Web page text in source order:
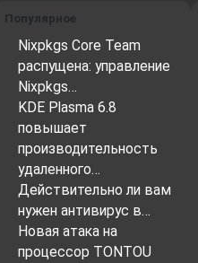
Популярное
Nixpkgs Core Team
распущена: управление
Nixpkgs…
KDE Plasma 6.8
повышает
производительность
удаленного…
Действительно ли вам
нужен антивирус в…
Новая атака на
процессор TONTOU